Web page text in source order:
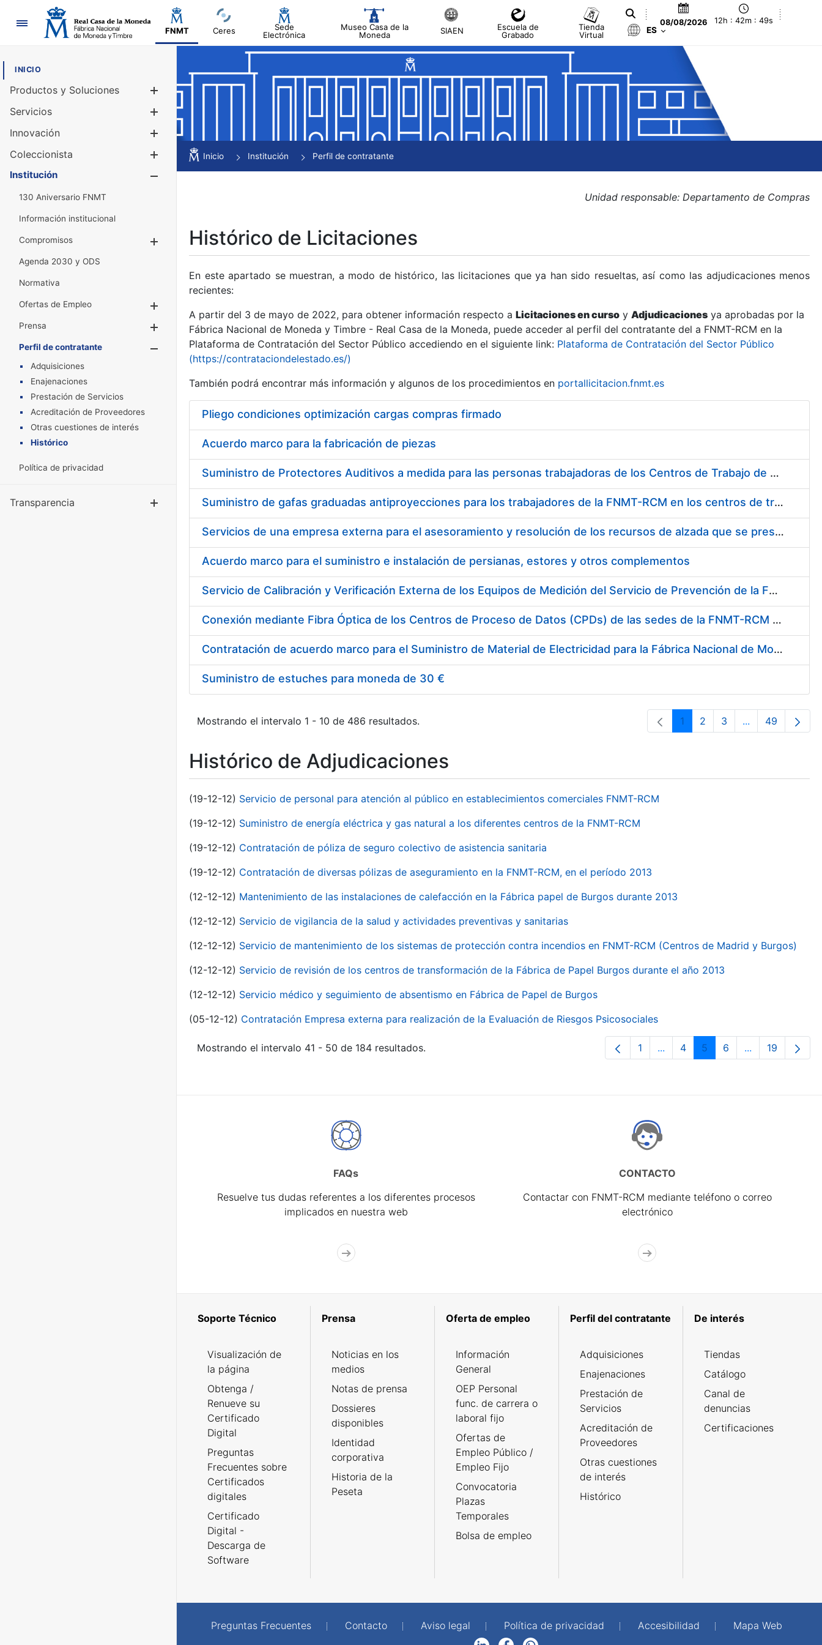
Navegación
FNMT Ceres
Sede
Electrónica
Museo Casa de la
Moneda
SIAEN
Escuela de
Grabado
Tienda
Virtual
08/08/2026 12h : 42m : 49s
ES
INICIO
Productos y Soluciones
Mostrar/Ocultar
Servicios
Innovación
Coleccionista
Mostrar/Ocultar
Institución
130 Aniversario FNMT
Información institucional
Compromisos
Mostrar/Ocultar
Agenda 2030 y ODS
Normativa
Ofertas de Empleo
Prensa
Mostrar/Ocultar
Perfil de contratante
Mostrar/Ocultar
Adquisiciones
Enajenaciones
Prestación de Servicios
Acreditación de Proveedores
Otras cuestiones de interés
Histórico
Política de privacidad
Transparencia Mostrar/Ocultar
Inicio Institución Perfil de contratante
Unidad responsable: Departamento de Compras
Histórico de Licitaciones
En este apartado se muestran, a modo de histórico, las licitaciones que ya han sido resueltas, así como las adjudicaciones menos
recientes:
A partir del 3 de mayo de 2022, para obtener información respecto a Licitaciones en curso y Adjudicaciones ya aprobadas por la
Fábrica Nacional de Moneda y Timbre - Real Casa de la Moneda, puede acceder al perfil del contratante del a FNMT-RCM en la
Plataforma de Contratación del Sector Público accediendo en el siguiente link: Plataforma de Contratación del Sector Público
(https://contrataciondelestado.es/)
También podrá encontrar más información y algunos de los procedimientos en portallicitacion.fnmt.es
Pliego condiciones optimización cargas compras firmado
Acuerdo marco para la fabricación de piezas
Suministro de Protectores Auditivos a medida para las personas trabajadoras de los Centros de Trabajo de Madrid y Burgos
Suministro de gafas graduadas antiproyecciones para los trabajadores de la FNMT-RCM en los centros de trabajo de Madrid y Burgos
Servicios de una empresa externa para el asesoramiento y resolución de los recursos de alzada que se presentan relacionados con procesos de selección para la FNMT-RCM
Acuerdo marco para el suministro e instalación de persianas, estores y otros complementos
Servicio de Calibración y Verificación Externa de los Equipos de Medición del Servicio de Prevención de la FNMT-RCM
Conexión mediante Fibra Óptica de los Centros de Proceso de Datos (CPDs) de las sedes de la FNMT-RCM de Burgos y Madrid
Contratación de acuerdo marco para el Suministro de Material de Electricidad para la Fábrica Nacional de Moneda y Timbre-Real Casa de la Moneda en su centro de trabajo de Burgos
Suministro de estuches para moneda de 30 €
Mostrando el intervalo 1 - 10 de 486 resultados. Página
1 Página
2 Página
3 ...PáginasPágina
49
Histórico de Adjudicaciones
(19-12-12) Servicio de personal para atención al público en establecimientos comerciales FNMT-RCM
(19-12-12) Suministro de energía eléctrica y gas natural a los diferentes centros de la FNMT-RCM
(19-12-12) Contratación de póliza de seguro colectivo de asistencia sanitaria
(19-12-12) Contratación de diversas pólizas de aseguramiento en la FNMT-RCM, en el período 2013
(12-12-12) Mantenimiento de las instalaciones de calefacción en la Fábrica papel de Burgos durante 2013
(12-12-12) Servicio de vigilancia de la salud y actividades preventivas y sanitarias
(12-12-12) Servicio de mantenimiento de los sistemas de protección contra incendios en FNMT-RCM (Centros de Madrid y Burgos)
(12-12-12) Servicio de revisión de los centros de transformación de la Fábrica de Papel Burgos durante el año 2013
(12-12-12) Servicio médico y seguimiento de absentismo en Fábrica de Papel de Burgos
(05-12-12) Contratación Empresa externa para realización de la Evaluación de Riesgos Psicosociales
Mostrando el intervalo 41 - 50 de 184 resultados. Página
1 ...Páginas intermedias Use TAB
Página
4 Página
5 Página
6 ...PáginasPágina
19
FAQs
Resuelve tus dudas referentes a los diferentes procesos
implicados en nuestra web
CONTACTO
Contactar con FNMT-RCM mediante teléfono o correo
electrónico
Soporte Técnico
Visualización de
la página
Obtenga /
Renueve su
Certificado
Digital
Preguntas
Frecuentes sobre
Certificados
digitales
Certificado
Digital -
Descarga de
Software
Prensa
Noticias en los
medios
Notas de prensa
Dossieres
disponibles
Identidad
corporativa
Historia de la
Peseta
Oferta de empleo
Información
General
OEP Personal
func. de carrera o
laboral fijo
Ofertas de
Empleo Público /
Empleo Fijo
Convocatoria
Plazas
Temporales
Bolsa de empleo
Perfil del contratante
Adquisiciones
Enajenaciones
Prestación de
Servicios
Acreditación de
Proveedores
Otras cuestiones
de interés
Histórico
De interés
Tiendas
Catálogo
Canal de
denuncias
Certificaciones
Preguntas Frecuentes Contacto Aviso legal Política de privacidad Accesibilidad
Mapa Web